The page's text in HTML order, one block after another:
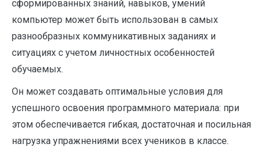
сформированных знаний, навыков, умений
компьютер может быть использован в самых
разнообразных коммуникативных заданиях и
ситуациях с учетом личностных особенностей
обучаемых.
Он может создавать оптимальные условия для
успешного освоения программного материала: при
этом обеспечивается гибкая, достаточная и посильная
нагрузка упражнениями всех учеников в классе.